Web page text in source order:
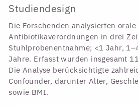
Studiendesign
Die Forschenden analysierten orale
Antibiotikaverordnungen in drei
Stuhlprobenentnahme; <1 Jahr,
Jahre. Erfasst wurden insgesamt
Die Analyse berücksichtigte
Confounder, darunter Alter,
sowie BMI.